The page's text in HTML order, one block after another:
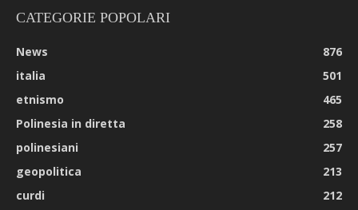
CATEGORIE POPOLARI
News
876
italia
501
etnismo
465
Polinesia in diretta
258
polinesiani
257
geopolitica
213
curdi
212